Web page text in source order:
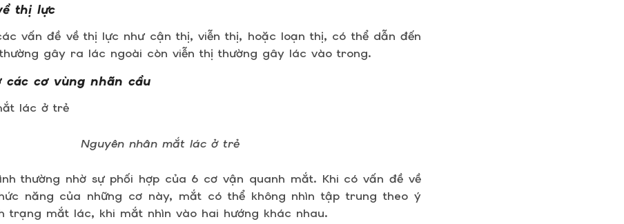
thị lực
vấn đề về thị lực như cận thị, viễn thị, hoặc loạn thị, có thể dẫn đến
gây ra lác ngoài còn viễn thị thường gây lác vào trong.
cơ vùng nhãn cầu
Nguyên nhân mắt lác ở trẻ
thường nhờ sự phối hợp của 6 cơ vận quanh mắt. Khi có vấn đề về
năng của những cơ này, mắt có thể không nhìn tập trung theo ý
trạng mắt lác, khi mắt nhìn vào hai hướng khác nhau.